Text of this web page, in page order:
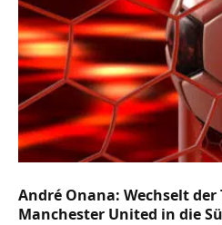
André Onana: Wechselt
Manchester United in die